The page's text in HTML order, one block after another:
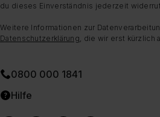
du dieses Einverständnis jederzeit
Weitere Informationen zur
Datenschutzerklärung , die wir erst kürzlich
0800 000 1841
Hilfe